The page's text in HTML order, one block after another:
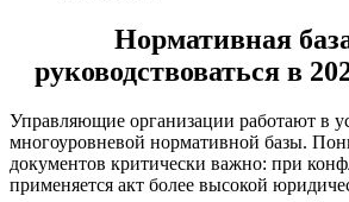
Нормативная
руководствоваться в
Управляющие организации работают в
многоуровневой нормативной базы.
документов критически важно: при
применяется акт более высокой